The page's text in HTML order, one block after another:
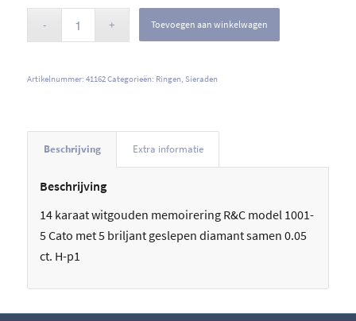
Toevoegen aan winkelwagen
Artikelnummer: 41162Categorieën: Ringen, Sieraden
Beschrijving Extra informatie
Beschrijving
14 karaat witgouden memoirering R&C model 1001-
5 Cato met 5 briljant geslepen diamant samen 0.05
ct. H-p1